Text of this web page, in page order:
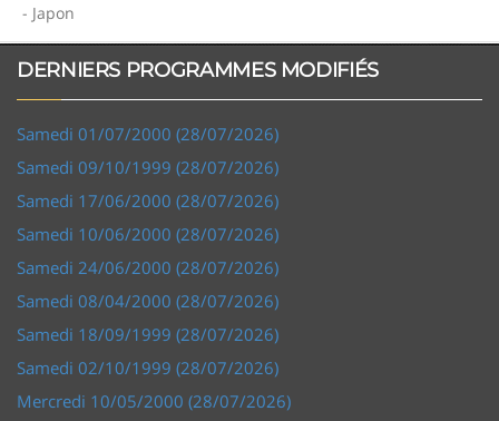
- Japon
DERNIERS PROGRAMMES MODIFIÉS
Samedi 01/07/2000 (28/07/2026)
Samedi 09/10/1999 (28/07/2026)
Samedi 17/06/2000 (28/07/2026)
Samedi 10/06/2000 (28/07/2026)
Samedi 24/06/2000 (28/07/2026)
Samedi 08/04/2000 (28/07/2026)
Samedi 18/09/1999 (28/07/2026)
Samedi 02/10/1999 (28/07/2026)
Mercredi 10/05/2000 (28/07/2026)